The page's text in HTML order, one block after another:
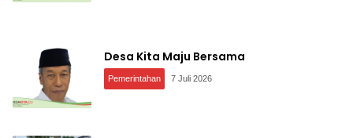
Desa Kita Maju Bersama
Pemerintahan 7 Juli 2026